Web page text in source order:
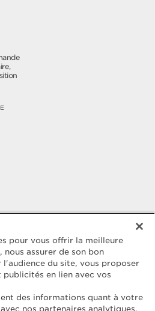
de
pour vous offrir la meilleure
assurer de son bon
du site, vous proposer
publicités en lien avec vos
des informations quant à votre
nos partenaires analytiques.